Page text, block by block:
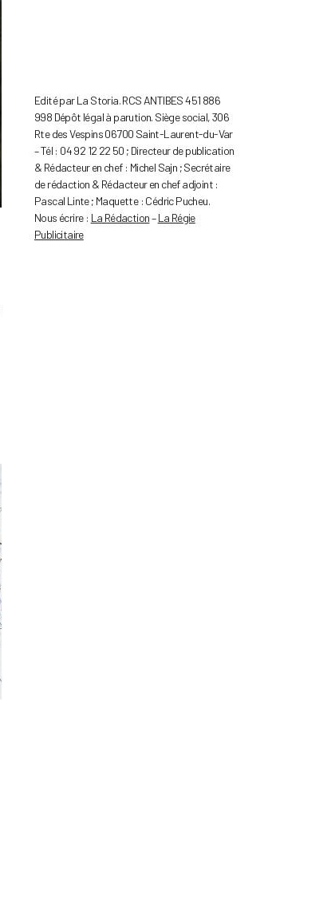
Edité par La Storia. RCS ANTIBES 451 886
998 Dépôt légal à parution. Siège social, 306
Rte des Vespins 06700 Saint-Laurent-du-Var
– Tél : 04 92 12 22 50 ; Directeur de publication
& Rédacteur en chef : Michel Sajn ; Secrétaire
de rédaction & Rédacteur en chef adjoint :
Pascal Linte ; Maquette : Cédric Pucheu.
Nous écrire : La Rédaction–La Régie
Publicitaire